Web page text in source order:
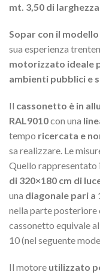
mt. 3,50 di larghezza
Sopar con il
sua esperienza
motorizzato ideale
ambienti pubblici e
Il cassonetto è in
RAL9010con una
tempo ricercata e
sa realizzare. Le
Quello rappresentato
di 320×180 cm di
una diagonale pari a
nella parte posteriore
cassonetto equivale
10 (nel seguente
Il motore utilizzato